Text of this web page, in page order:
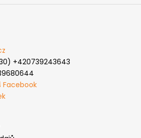
+420739243643
Facebook